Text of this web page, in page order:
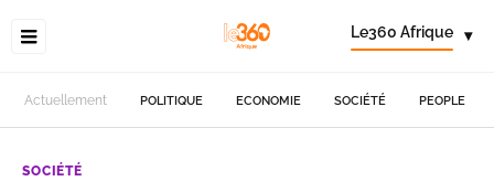
Le360 Afrique ▾
Actuellement POLITIQUE ECONOMIE SOCIÉTÉ PEOPLE
SOCIÉTÉ